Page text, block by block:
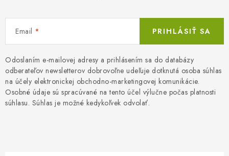
Email
Odoslaním e-mailovej adresy a prihlásením sa do databázy
odberateľov newsletterov dobrovoľne udeľuje dotknutá osoba súhlas
na účely elektronickej obchodno-marketingovej komunikácie.
Osobné údaje sú spracúvané na tento účel výlučne počas platnosti
súhlasu. Súhlas je možné kedykoľvek odvolať.
PRIHLÁSIŤ SA